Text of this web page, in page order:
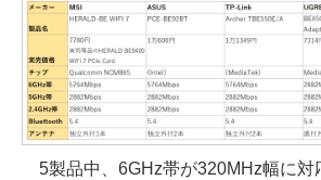
5製品中、6GHz帯が320MHz幅に対